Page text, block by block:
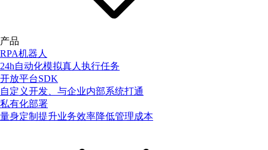
产品
RPA机器人
24h自动化模拟真人执行任务
开放平台SDK
自定义开发、与企业内部系统打通
私有化部署
量身定制提升业务效率降低管理成本